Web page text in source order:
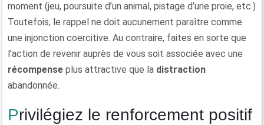
moment (jeu, poursuite d’un animal, pistage d’une proie, etc.)
Toutefois, le rappel ne doit aucunement paraître comme
une injonction coercitive. Au contraire, faites en sorte que
l’action de revenir auprès de vous soit associée avec une
récompense plus attractive que la distraction
abandonnée.
Privilégiez le renforcement positif